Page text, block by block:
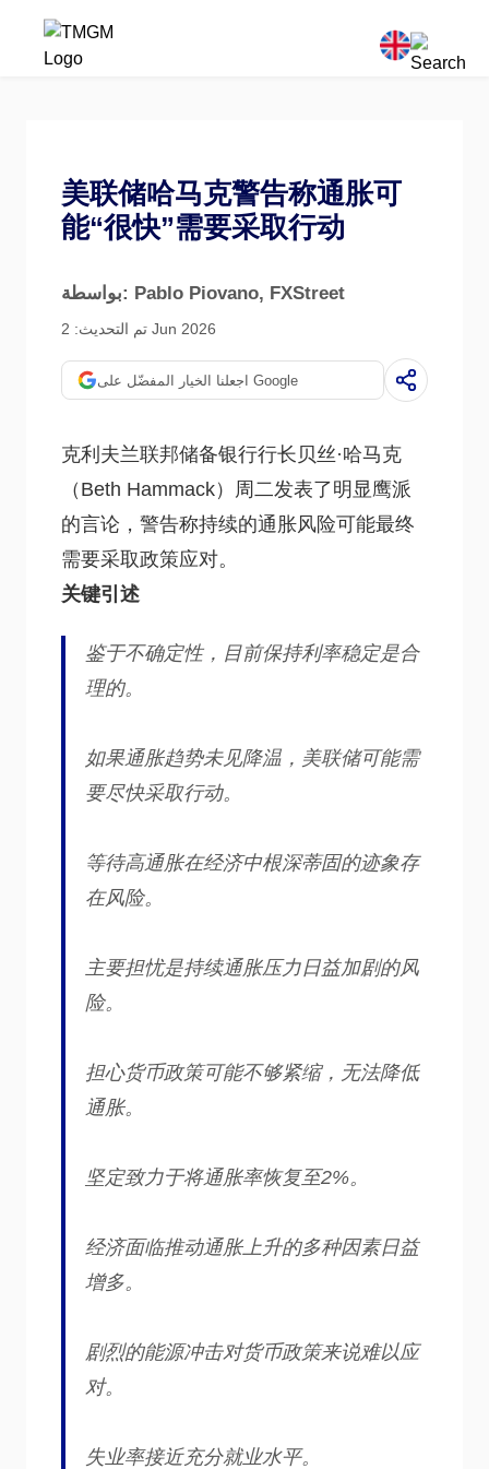
美联储哈马克警告称通胀可
能“很快”需要采取行动
بواسطة: Pablo Piovano, FXStreet
تم التحديث: 2 Jun 2026
اجعلنا الخيار المفضّل على Google
克利夫兰联邦储备银行行长贝丝·哈马克
（Beth Hammack）周二发表了明显鹰派
的言论，警告称持续的通胀风险可能最终
需要采取政策应对。
关键引述
鉴于不确定性，目前保持利率稳定是合
理的。
如果通胀趋势未见降温，美联储可能需
要尽快采取行动。
等待高通胀在经济中根深蒂固的迹象存
在风险。
主要担忧是持续通胀压力日益加剧的风
险。
担心货币政策可能不够紧缩，无法降低
通胀。
坚定致力于将通胀率恢复至2%。
经济面临推动通胀上升的多种因素日益
增多。
剧烈的能源冲击对货币政策来说难以应
对。
失业率接近充分就业水平。